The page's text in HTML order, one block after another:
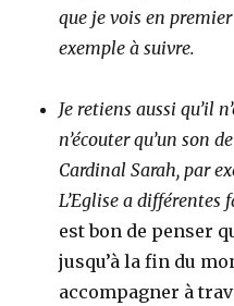
que je vois en
exemple à suivre.
Je retiens aussi qu’il
n’écouter qu’un son
Cardinal Sarah, par
L’Eglise a différentes
est bon de penser
jusqu’à la fin du
accompagner à